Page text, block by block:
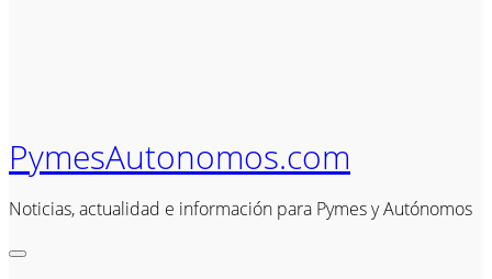
PymesAutonomos.com
Noticias, actualidad e información para Pymes y Autónomos